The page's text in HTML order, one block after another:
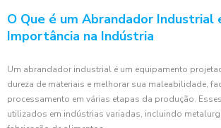
O Que é um Abrandador Industrial
Importância na Indústria
Um abrandador industrial é um equipamento
dureza de materiais e melhorar sua maleabilidade,
processamento em várias etapas da produção.
utilizados em indústrias variadas, incluindo